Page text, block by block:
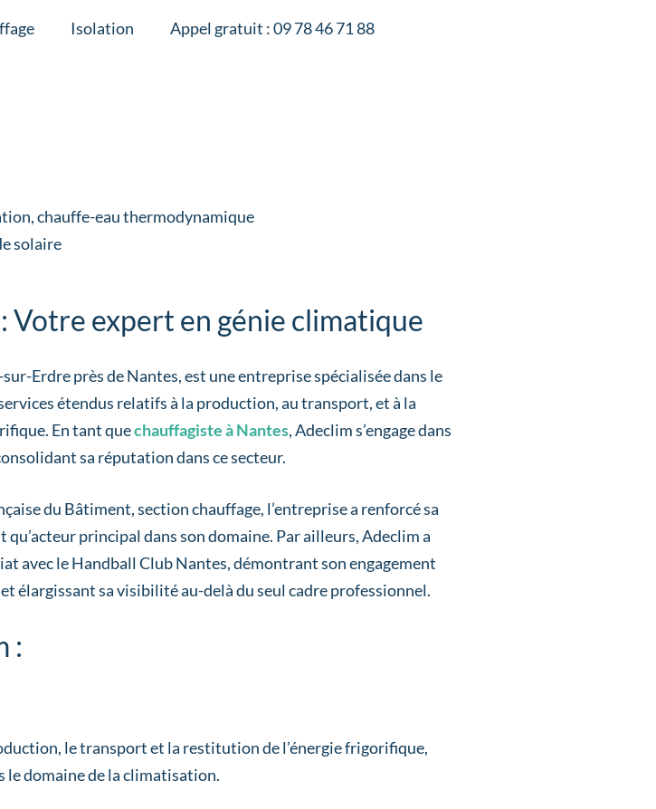
Isolation Appel gratuit : 09 78 46 71 88
chauffe-eau thermodynamique
solaire
Votre expert en génie climatique
Erdre près de Nantes, est une entreprise spécialisée dans le
étendus relatifs à la production, au transport, et à la
En tant quechauffagiste à Nantes, Adeclim s’engage dans
sa réputation dans ce secteur.
du Bâtiment, section chauffage, l’entreprise a renforcé sa
qu’acteur principal dans son domaine. Par ailleurs, Adeclim a
avec le Handball Club Nantes, démontrant son engagement
élargissant sa visibilité au-delà du seul cadre professionnel.
:
le transport et la restitution de l’énergie frigorifique,
le domaine de la climatisation.